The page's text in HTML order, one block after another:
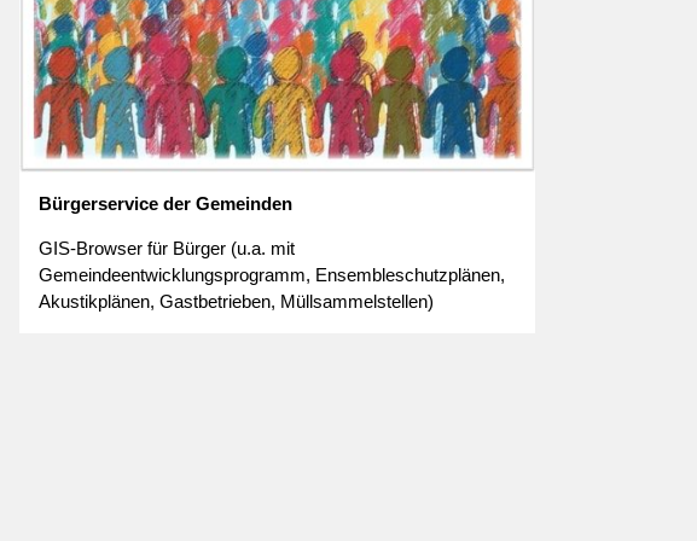
Bürgerservice der Gemeinden
GIS-Browser für Bürger (u.a. mit
Gemeindeentwicklungsprogramm, Ensembleschutzplänen,
Akustikplänen, Gastbetrieben, Müllsammelstellen)